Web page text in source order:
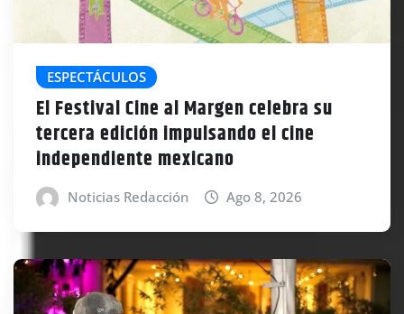
ESPECTÁCULOS
El Festival Cine al Margen celebra su
tercera edición impulsando el cine
independiente mexicano
Noticias Redacción Ago 8, 2026